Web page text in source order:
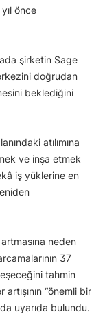
önce
şirketin Sage
doğrudan
beklediğini
atılımına
ve inşa etmek
iş yüklerine en
neden
37
tahmin
“önemli bir
uyarıda bulundu.